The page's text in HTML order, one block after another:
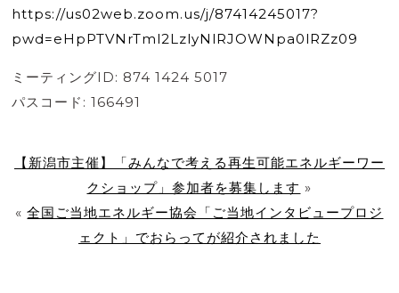
https://us02web.zoom.us/j/87414245017?
pwd=eHpPTVNrTml2LzlyNlRJOWNpa0lRZz09
ミーティングID: 874 1424 5017
パスコード: 166491
【新潟市主催】「みんなで考える再生可能エネルギーワー
クショップ」参加者を募集します »
«全国ご当地エネルギー協会「ご当地インタビュープロジ
ェクト」でおらってが紹介されました